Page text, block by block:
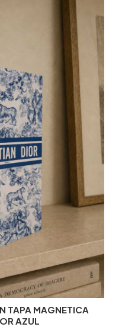
TAPA MAGNETICA
AZUL